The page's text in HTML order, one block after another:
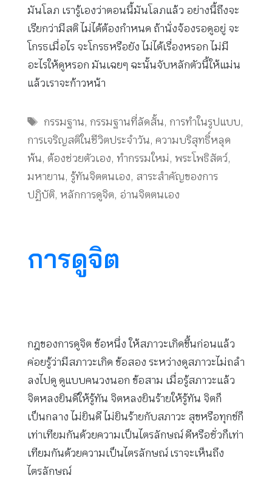
มันโลภ เรารู้เองว่าตอนนี้มันโลภแล้ว อย่างนี้ถึงจะ
เรียกว่ามีสติ ไม่ได้ต้องกำหนด ถ้านั่งจ้องรอดูอยู่ จะ
โกรธเมื่อไร จะโกรธหรือยัง ไม่ได้เรื่องหรอก ไม่มี
อะไรให้ดูหรอก มันเฉยๆ ฉะนั้นจับหลักตัวนี้ให้แม่น
แล้วเราจะก้าวหน้า
Tags
กรรมฐาน, กรรมฐานที่ลัดสั้น, การทำในรูปแบบ,
การเจริญสติในชีวิตประจำวัน, ความบริสุทธิ์หลุด
พ้น, ต้องช่วยตัวเอง, ทำกรรมใหม่, พระโพธิสัตว์,
มหายาน, รู้ทันจิตตนเอง, สาระสำคัญของการ
ปฏิบัติ, หลักการดูจิต, อ่านจิตตนเอง
การดูจิต
กฎของการดูจิต ข้อหนึ่ง ให้สภาวะเกิดขึ้นก่อนแล้ว
ค่อยรู้ว่ามีสภาวะเกิด ข้อสอง ระหว่างดูสภาวะไม่ถลำ
ลงไปดู ดูแบบคนวงนอก ข้อสาม เมื่อรู้สภาวะแล้ว
จิตหลงยินดีให้รู้ทัน จิตหลงยินร้ายให้รู้ทัน จิตก็
เป็นกลาง ไม่ยินดี ไม่ยินร้ายกับสภาวะ สุขหรือทุกข์ก็
เท่าเทียมกันด้วยความเป็นไตรลักษณ์ ดีหรือชั่วก็เท่า
เทียมกันด้วยความเป็นไตรลักษณ์ เราจะเห็นถึง
ไตรลักษณ์